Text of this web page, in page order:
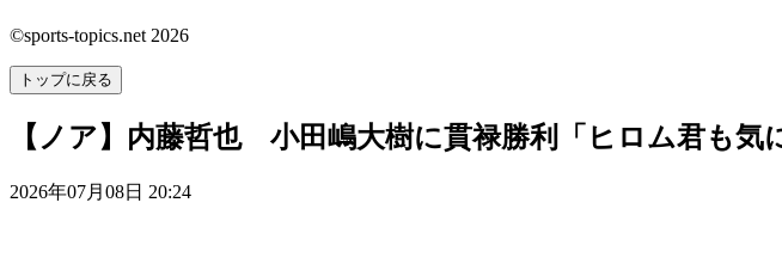
©sports-topics.net 2026
トップに戻る
【ノア】内藤哲也 小田嶋大樹に貫禄勝利「ヒロム君も
2026年07月08日 20:24